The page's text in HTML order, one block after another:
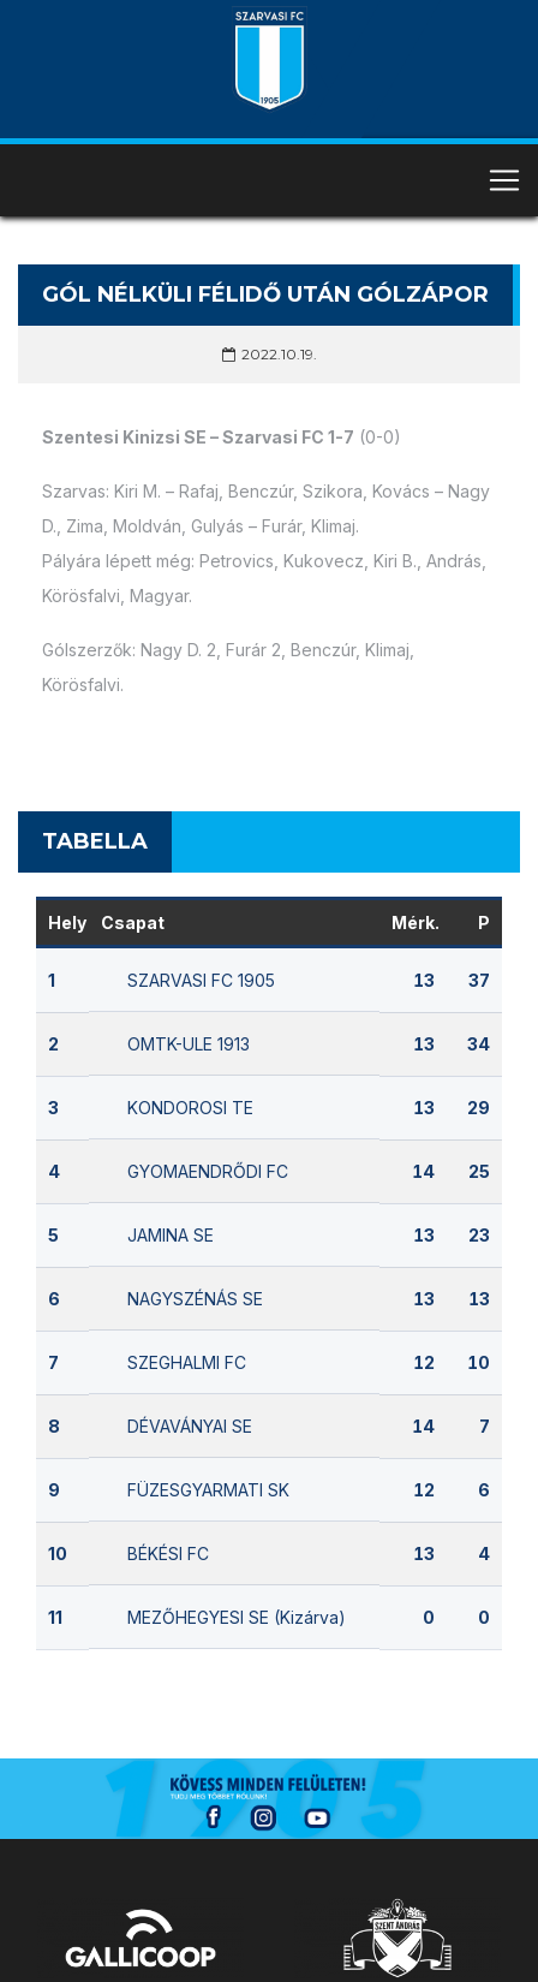
GÓL NÉLKÜLI FÉLIDŐ UTÁN GÓLZÁPOR
2022.10.19.
Szentesi Kinizsi SE – Szarvasi FC 1-7 (0-0)
Szarvas: Kiri M. – Rafaj, Benczúr, Szikora, Kovács – Nagy
D., Zima, Moldván, Gulyás – Furár, Klimaj.
Pályára lépett még: Petrovics, Kukovecz, Kiri B., András,
Körösfalvi, Magyar.
Gólszerzők: Nagy D. 2, Furár 2, Benczúr, Klimaj,
Körösfalvi.
TABELLA
Hely Csapat Mérk. P
1 SZARVASI FC 1905 13 37
2 OMTK-ULE 1913 13 34
3 KONDOROSI TE 13 29
4 GYOMAENDRŐDI FC 14 25
5 JAMINA SE 13 23
6 NAGYSZÉNÁS SE 13 13
7 SZEGHALMI FC 12 10
8 DÉVAVÁNYAI SE 14 7
9 FÜZESGYARMATI SK 12 6
10 BÉKÉSI FC 13 4
11 MEZŐHEGYESI SE (Kizárva) 0 0